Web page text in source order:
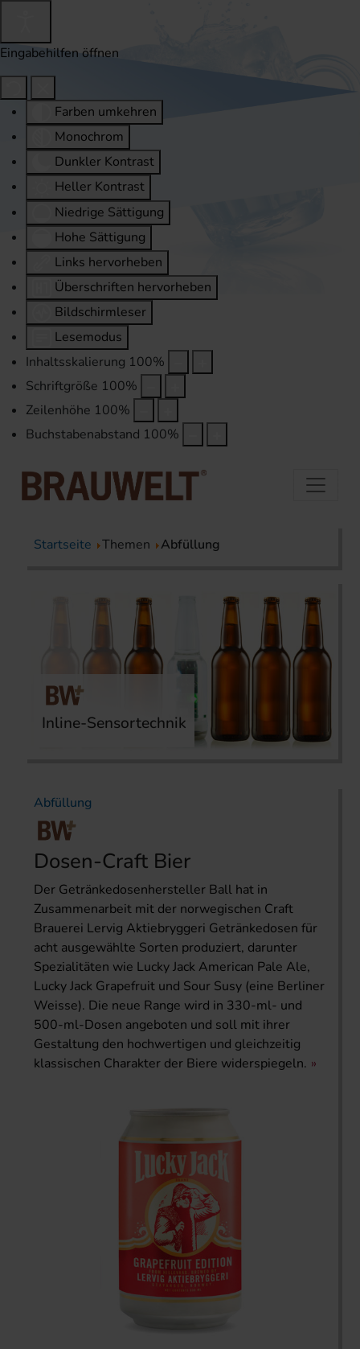
Eingabehilfen öffnen
Farben umkehren
Monochrom
Dunkler Kontrast
Heller Kontrast
Niedrige Sättigung
Hohe Sättigung
Links hervorheben
Überschriften hervorheben
Bildschirmleser
Lesemodus
Inhaltsskalierung 100%
Schriftgröße 100%
Zeilenhöhe 100%
Buchstabenabstand 100%
Startseite Themen Abfüllung
Inline-Sensortechnik
Abfüllung
Dosen-Craft Bier
Der Getränkedosenhersteller Ball hat in
Zusammenarbeit mit der norwegischen Craft
Brauerei Lervig Aktiebryggeri Getränkedosen für
acht ausgewählte Sorten produziert, darunter
Spezialitäten wie Lucky Jack American Pale Ale,
Lucky Jack Grapefruit und Sour Susy (eine Berliner
Weisse). Die neue Range wird in 330-ml- und
500-ml-Dosen angeboten und soll mit ihrer
Gestaltung den hochwertigen und gleichzeitig
klassischen Charakter der Biere widerspiegeln.